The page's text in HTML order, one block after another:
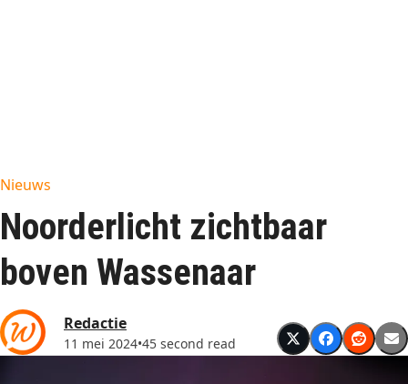
Nieuws
Noorderlicht zichtbaar
boven Wassenaar
Redactie
11 mei 2024•45 second read